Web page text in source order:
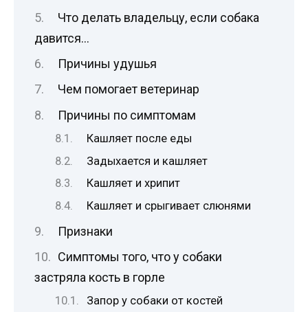
Что делать владельцу, если собака
давится…
Причины удушья
Чем помогает ветеринар
Причины по симптомам
Кашляет после еды
Задыхается и кашляет
Кашляет и хрипит
Кашляет и срыгивает слюнями
Признаки
Симптомы того, что у собаки
застряла кость в горле
Запор у собаки от костей